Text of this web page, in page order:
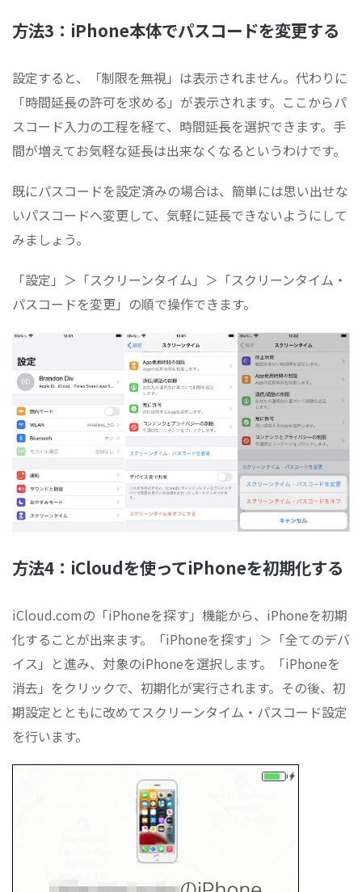
方法3：iPhone本体でパスコードを変更する
設定すると、「制限を無視」は表示されません。代わりに
「時間延長の許可を求める」が表示されます。ここからパ
スコード入力の工程を経て、時間延長を選択できます。手
間が増えてお気軽な延長は出来なくなるというわけです。
既にパスコードを設定済みの場合は、簡単には思い出せな
いパスコードへ変更して、気軽に延長できないようにして
みましょう。
「設定」＞「スクリーンタイム」＞「スクリーンタイム・
パスコードを変更」の順で操作できます。
方法4：iCloudを使ってiPhoneを初期化する
iCloud.comの「iPhoneを探す」機能から、iPhoneを初期
化することが出来ます。「iPhoneを探す」＞「全てのデバ
イス」と進み、対象のiPhoneを選択します。「iPhoneを
消去」をクリックで、初期化が実行されます。その後、初
期設定とともに改めてスクリーンタイム・パスコード設定
を行います。